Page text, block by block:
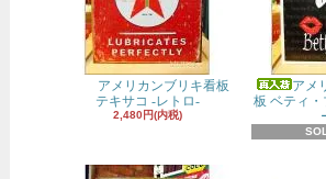
アメリカンブリキ看板
テキサコ -レトロ-
2,480円(内税)
アメ
板 ベティ